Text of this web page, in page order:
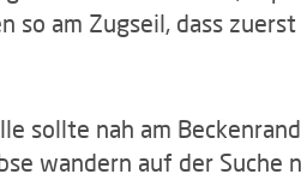
so am Zugseil, dass
sollte nah am
wandern auf der